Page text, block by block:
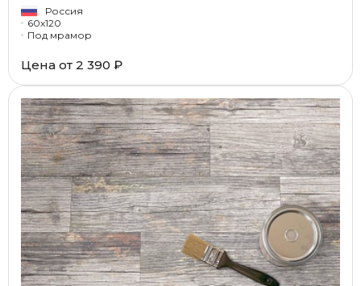
Россия
60x120
Под мрамор
Цена от 2 390 ₽